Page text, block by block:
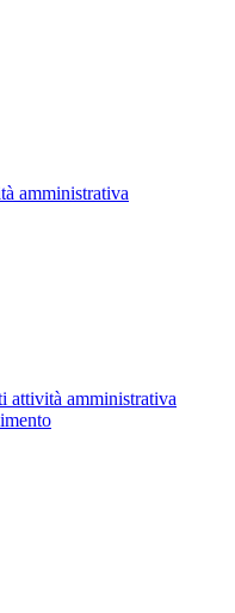
amministrativa
attività amministrativa